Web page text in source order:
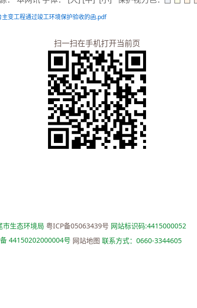
变工程通过竣工环境保护验收的函.pdf
扫一扫在手机打开当前页
市生态环境局 粤ICP备05063439号 网站标识码:4415000052
44150202000004号 网站地图 联系方式：0660-3344605